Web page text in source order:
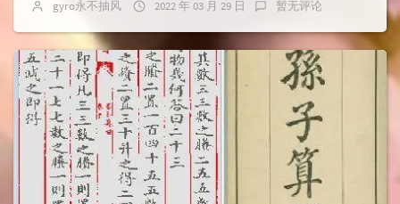
gyro永不抽风 2022 年 03 月 29 日 暂无评论